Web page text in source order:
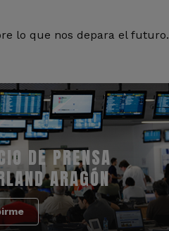
lo que nos depara el futuro.
DE PRENSA
ARAGÓN